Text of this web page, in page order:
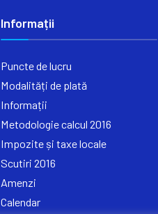
Informații
Puncte de lucru
Modalități de plată
Informații
Metodologie calcul 2016
Impozite și taxe locale
Scutiri 2016
Amenzi
Calendar